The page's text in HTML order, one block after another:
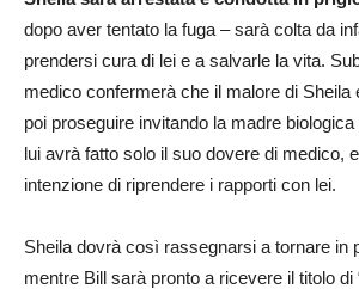
dopo aver tentato la fuga – sarà colta da
prendersi cura di lei e a salvarle la vita.
medico confermerà che il malore di Sheila
poi proseguire invitando la madre
lui avrà fatto solo il suo dovere di medico,
intenzione di riprendere i rapporti con lei.
Sheila dovrà così rassegnarsi a tornare in
mentre Bill sarà pronto a ricevere il titolo di